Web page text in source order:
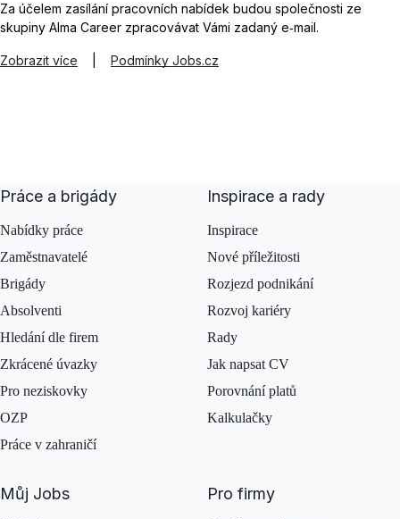
Za účelem zasílání pracovních nabídek budou společnosti ze
skupiny Alma Career zpracovávat Vámi zadaný e‑mail.
Zobrazit více Podmínky Jobs.cz
Práce a brigády
Nabídky práce
Zaměstnavatelé
Brigády
Absolventi
Hledání dle firem
Zkrácené úvazky
Pro neziskovky
OZP
Práce v zahraničí
Inspirace a rady
Inspirace
Nové příležitosti
Rozjezd podnikání
Rozvoj kariéry
Rady
Jak napsat CV
Porovnání platů
Kalkulačky
Můj Jobs Pro firmy